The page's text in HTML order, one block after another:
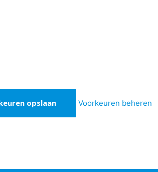
opslaan Voorkeuren beheren